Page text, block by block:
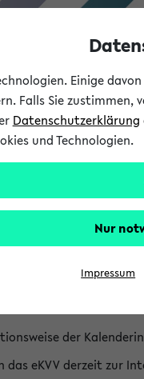
Studium
der
das eKVV derzeit zur
Einige
Falls Sie
Datenschutzerklärung
und Technologien.
Nur
Impressum